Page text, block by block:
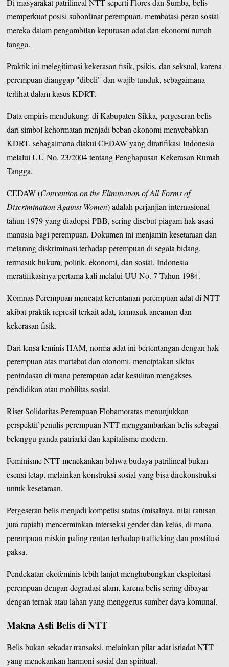
Di masyarakat patrilineal NTT seperti Flores dan Sumba, belis
memperkuat posisi subordinat perempuan, membatasi peran sosial
mereka dalam pengambilan keputusan adat dan ekonomi rumah
tangga.
Praktik ini melegitimasi kekerasan fisik, psikis, dan seksual, karena
perempuan dianggap "dibeli" dan wajib tunduk, sebagaimana
terlihat dalam kasus KDRT.
Data empiris mendukung: di Kabupaten Sikka, pergeseran belis
dari simbol kehormatan menjadi beban ekonomi menyebabkan
KDRT, sebagaimana diakui CEDAW yang diratifikasi Indonesia
melalui UU No. 23/2004 tentang Penghapusan Kekerasan Rumah
Tangga.
CEDAW (Convention on the Elimination of All Forms of
Discrimination Against Women) adalah perjanjian internasional
tahun 1979 yang diadopsi PBB, sering disebut piagam hak asasi
manusia bagi perempuan. Dokumen ini menjamin kesetaraan dan
melarang diskriminasi terhadap perempuan di segala bidang,
termasuk hukum, politik, ekonomi, dan sosial. Indonesia
meratifikasinya pertama kali melalui UU No. 7 Tahun 1984.
Komnas Perempuan mencatat kerentanan perempuan adat di NTT
akibat praktik represif terkait adat, termasuk ancaman dan
kekerasan fisik.
Dari lensa feminis HAM, norma adat ini bertentangan dengan hak
perempuan atas martabat dan otonomi, menciptakan siklus
penindasan di mana perempuan adat kesulitan mengakses
pendidikan atau mobilitas sosial.
Riset Solidaritas Perempuan Flobamoratas menunjukkan
perspektif penulis perempuan NTT menggambarkan belis sebagai
belenggu ganda patriarki dan kapitalisme modern.
Feminisme NTT menekankan bahwa budaya patrilineal bukan
esensi tetap, melainkan konstruksi sosial yang bisa direkonstruksi
untuk kesetaraan.
Pergeseran belis menjadi kompetisi status (misalnya, nilai ratusan
juta rupiah) mencerminkan interseksi gender dan kelas, di mana
perempuan miskin paling rentan terhadap trafficking dan prostitusi
paksa.
Pendekatan ekofeminis lebih lanjut menghubungkan eksploitasi
perempuan dengan degradasi alam, karena belis sering dibayar
dengan ternak atau lahan yang menggerus sumber daya komunal.
Makna Asli Belis di NTT
Belis bukan sekadar transaksi, melainkan pilar adat istiadat NTT
yang menekankan harmoni sosial dan spiritual.